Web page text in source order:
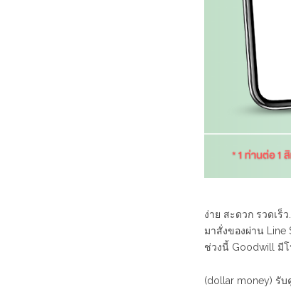
ง่าย สะดวก รวดเร็ว..
มาสั่งของผ่าน Line
ช่วงนี้ Goodwill มี
(dollar money) รั